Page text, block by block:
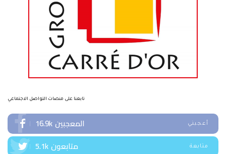
تابعنا على منصات التواصل الاجتماعي
16.9kالمعجبين أعجبني
5.1kمتابعون متابعة